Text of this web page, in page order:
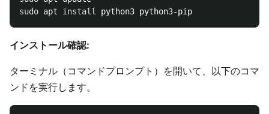
sudo apt install
インストール確認:
ターミナル（コマンドプロンプト）を開いて、以下のコマ
ンドを実行します。